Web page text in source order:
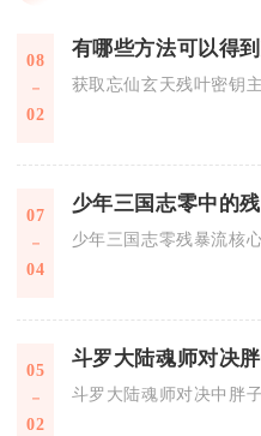
08
02
获取忘仙玄天残叶密钥
07
04
少年三国志零残暴流核
05
02
斗罗大陆魂师对决中胖